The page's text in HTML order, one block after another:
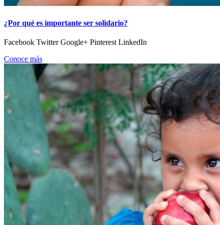
¿Por qué es importante ser solidario?
Facebook Twitter Google+ Pinterest LinkedIn
Conoce más